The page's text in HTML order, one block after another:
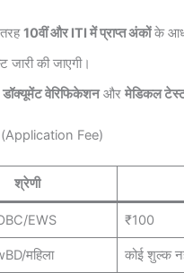
तरह10वीं और ITI में प्राप्त अंकोंके
जारी की जाएगी।
डॉक्यूमेंट वेरिफिकेशनऔरमेडिकल
Fee)
श्रेणी
EWS ₹100
महिला कोई शुल्क